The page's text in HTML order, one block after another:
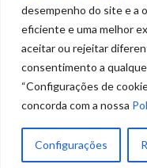
desempenho do site e a
eficiente e uma melhor
aceitar ou rejeitar
consentimento a
“Configurações de
concorda com a nossa
Configurações
Política de
Privacidade de
Ouvidoria
(82) 2123 0864
ouvidoria@crea-